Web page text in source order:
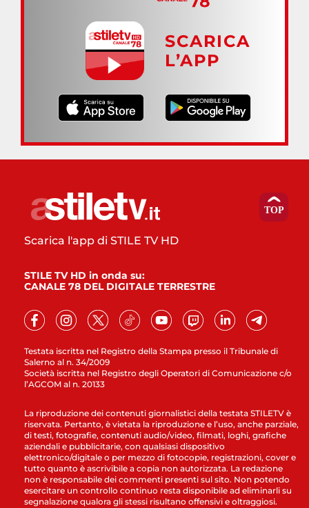
SCARICA
L’APP
Testata iscritta nel Registro della Stampa presso il Tribunale di
Salerno al n. 34/2009
Società iscritta nel Registro degli Operatori di Comunicazione c/o
l’AGCOM al n. 20133
Scarica l'app di STILE TV HD
STILE TV HD in onda su:
CANALE 78 DEL DIGITALE TERRESTRE
La riproduzione dei contenuti giornalistici della testata STILETV è
riservata. Pertanto, è vietata la riproduzione e l’uso, anche parziale,
di testi, fotografie, contenuti audio/video, filmati, loghi, grafiche
aziendali e pubblicitarie, con qualsiasi dispositivo
elettronico/digitale o per mezzo di fotocopie, registrazioni, cover e
tutto quanto è ascrivibile a copia non autorizzata. La redazione
non è responsabile dei commenti presenti sul sito. Non potendo
esercitare un controllo continuo resta disponibile ad eliminarli su
segnalazione qualora gli stessi risultano offensivi e oltraggiosi.